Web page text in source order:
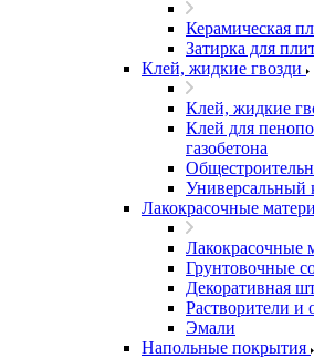
Керамическая
Затирка для
Клей, жидкие гвозди
Клей, жидкие
Клей для
газобетона
Универсальный
Лакокрасочные
Лакокрасочные
Грунтовочные
Декоративная
Растворители и
Эмали
Напольные покрытия